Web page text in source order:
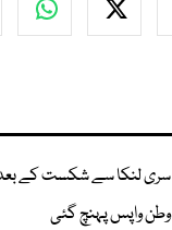
سری لنکا سے شکست کے
وطن واپس پہنچ گئی